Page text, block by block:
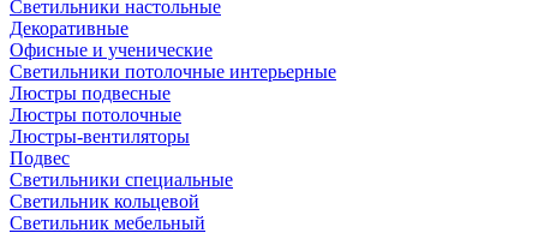
Светильники настольные
Декоративные
Офисные и ученические
Светильники потолочные интерьерные
Люстры подвесные
Люстры потолочные
Люстры-вентиляторы
Подвес
Светильники специальные
Светильник кольцевой
Светильник мебельный